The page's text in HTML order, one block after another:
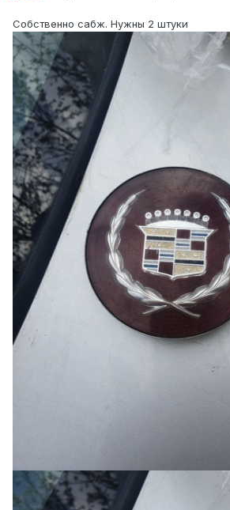
Собственно сабж. Нужны 2 штуки